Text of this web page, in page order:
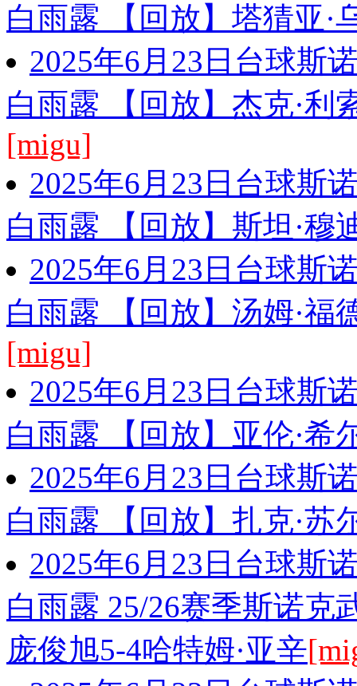
白雨露 【回放】塔猜亚·
2025年6月23日台球斯
白雨露 【回放】杰克·利
[migu]
2025年6月23日台球斯
白雨露 【回放】斯坦·穆
2025年6月23日台球斯
白雨露 【回放】汤姆·福
[migu]
2025年6月23日台球斯
白雨露 【回放】亚伦·希
2025年6月23日台球斯
白雨露 【回放】扎克·苏
2025年6月23日台球斯
白雨露 25/26赛季斯诺克
庞俊旭5-4哈特姆·亚辛